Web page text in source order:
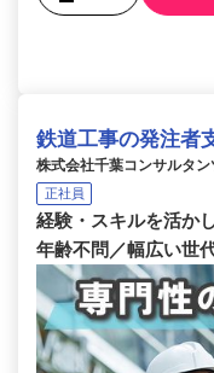
鉄道工事の発注者
株式会社千葉コンサルタン
正社員
経験・スキルを活か
年齢不問／幅広い世